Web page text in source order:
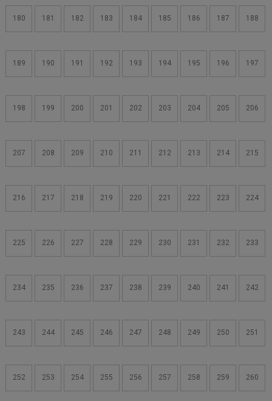
180 181 182 183 184 185 186 187 188
189 190 191 192 193 194 195 196 197
198 199 200 201 202 203 204 205 206
207 208 209 210 211 212 213 214 215
216 217 218 219 220 221 222 223 224
225 226 227 228 229 230 231 232 233
234 235 236 237 238 239 240 241 242
243 244 245 246 247 248 249 250 251
252 253 254 255 256 257 258 259 260